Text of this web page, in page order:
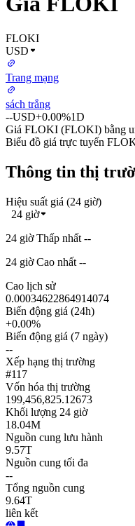
FLOKI
USD
Trang mạng
sách trắng
--USD+0.00%1D
Giá FLOKI (FLOKI) bằng
Biểu đồ giá trực tuyến
Thông tin thị
Hiệu suất giá (24 giờ)
24 giờ
24 giờ Thấp nhất --
24 giờ Cao nhất --
Cao lịch sử
0.00034622864914074
Biến động giá (24h)
+0.00%
Biến động giá (7 ngày)
--
Xếp hạng thị trường
#117
Vốn hóa thị trường
199,456,825.12673
Khối lượng 24 giờ
18.04M
Nguồn cung lưu hành
9.57T
Nguồn cung tối đa
--
Tổng nguồn cung
9.64T
liên kết